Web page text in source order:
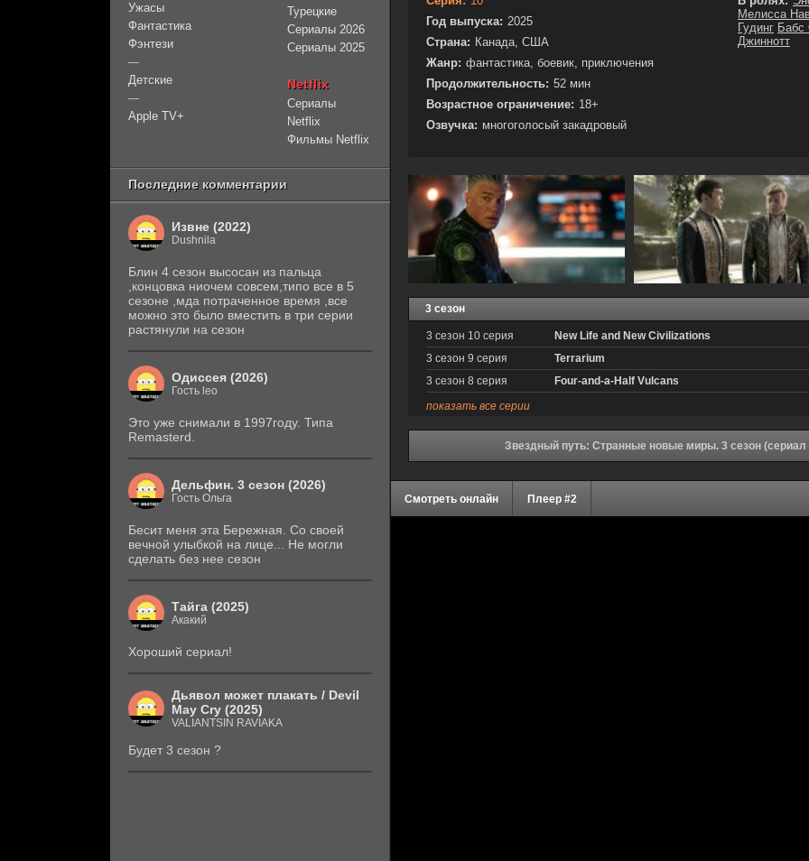
Год выпуска: 2025
Страна: Канада, США
Жанр: фантастика, боевик, приключения
Продолжительность: 52 мин
Возрастное ограничение: 18+
Озвучка: многоголосый закадровый
Мелисса
Гудинг Бабс
Джиннотт
3 сезон
3 сезон 10 серия New Life and New Civilizations
3 сезон 9 серия
Terrarium
3 сезон 8 серия
Four-and-a-Half Vulcans
показать все серии
Звездный путь: Странные новые миры. 3 сезон (сериал
Смотреть онлайн Плеер #2
Ужасы
Фантастика
Фэнтези
—
Детские
—
Apple TV+
Турецкие
Сериалы 2026
Сериалы 2025
Netflix
Сериалы
Netflix
Фильмы Netflix
Последние комментарии
Извне (2022)
Dushnila
Блин 4 сезон высосан из пальца
,концовка ниочем совсем,типо все в 5
сезоне ,мда потраченное время ,все
можно это было вместить в три серии
растянули на сезон
Одиссея (2026)
Гость leo
Это уже снимали в 1997году. Типа
Remasterd.
Дельфин. 3 сезон (2026)
Гость Ольга
Бесит меня эта Бережная. Со своей
вечной улыбкой на лице... Не могли
сделать без нее сезон
Тайга (2025)
Акакий
Хороший сериал!
Дьявол может плакать / Devil
May Cry (2025)
VALIANTSIN RAVIAKA
Будет 3 сезон ?